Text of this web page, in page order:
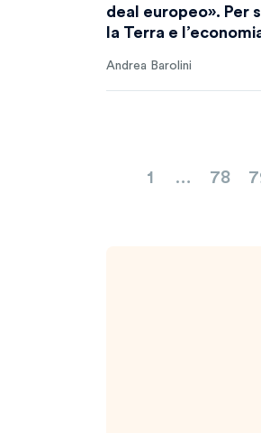
deal europeo». Per
la Terra e
Andrea Barolini
Paginazione
1 … 78